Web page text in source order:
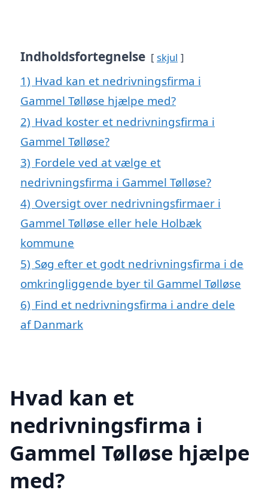
Indholdsfortegnelse skjul
1) Hvad kan et nedrivningsfirma i
Gammel Tølløse hjælpe med?
2) Hvad koster et nedrivningsfirma i
Gammel Tølløse?
3) Fordele ved at vælge et
nedrivningsfirma i Gammel Tølløse?
4) Oversigt over nedrivningsfirmaer i
Gammel Tølløse eller hele Holbæk
kommune
5) Søg efter et godt nedrivningsfirma i de
omkringliggende byer til Gammel Tølløse
6) Find et nedrivningsfirma i andre dele
af Danmark
Hvad kan et
nedrivningsfirma i
Gammel Tølløse hjælpe
med?